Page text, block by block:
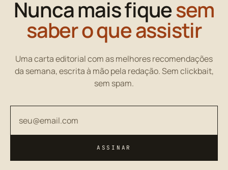
Nunca mais fiquesem
saber o que assistir
Uma carta editorial com as melhores recomendações
da semana, escrita à mão pela redação. Sem clickbait,
sem spam.
ASSINAR